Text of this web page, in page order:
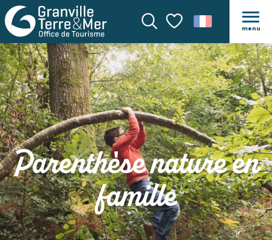
Recherche
Voir les favoris
menu
Parenthèse nature en
famille